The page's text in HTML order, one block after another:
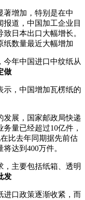
增加，特别是在中
道，中国加工企业目
日本出口大幅增长。
纸数量最近大幅增加
年中国进口中纹纸从
做
，中国增加瓦楞纸的
展，国家邮政局快递
量已经超过10亿件，
比去年同期据先前估
达到400万件。
主要包括纸箱、透明
发
口政策逐渐收紧，而